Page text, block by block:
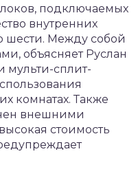
подключаемых
внутренних
шести. Между собой
объясняет Руслан
мульти-сплит-
комнатах. Также
внешними
стоимость